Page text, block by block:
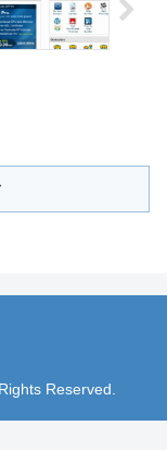
Reserved.